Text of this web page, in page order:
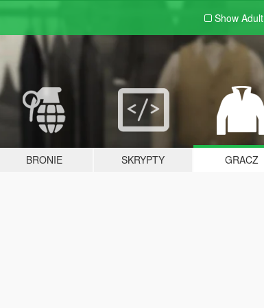
Show Adult
BRONIE SKRYPTY GRACZ